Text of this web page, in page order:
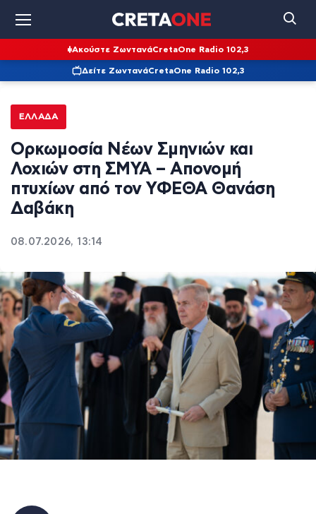
Ακούστε ΖωντανάCretaOne Radio 102,3
Δείτε ΖωντανάCretaOne Radio 102,3
ΕΛΛΆΔΑ
Ορκωμοσία Νέων Σμηνιών και
Λοχιών στη ΣΜΥΑ – Απονομή
πτυχίων από τον ΥΦΕΘΑ Θανάση
Δαβάκη
08.07.2026, 13:14